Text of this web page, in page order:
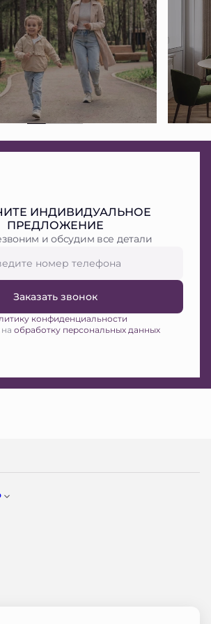
ИНДИВИДУАЛЬНОЕ
ПРЕДЛОЖЕНИЕ
и обсудим все детали
Заказать звонок
конфиденциальности
обработку персональных данных